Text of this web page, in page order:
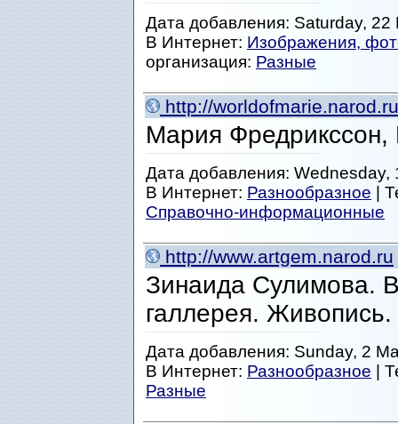
Дата добавления: Saturday,
В Интернет: Изображения,
организация: Разные
http://
Мария Фредрикссон,
Дата добавления:
В Интернет: Разнообразное |
Справочно-информационные
http://www.artgem.narod.ru
Зинаида Сулимова.
галлерея. Живопись.
Дата добавления: Sunday, 2
В Интернет: Разнообразное |
Разные